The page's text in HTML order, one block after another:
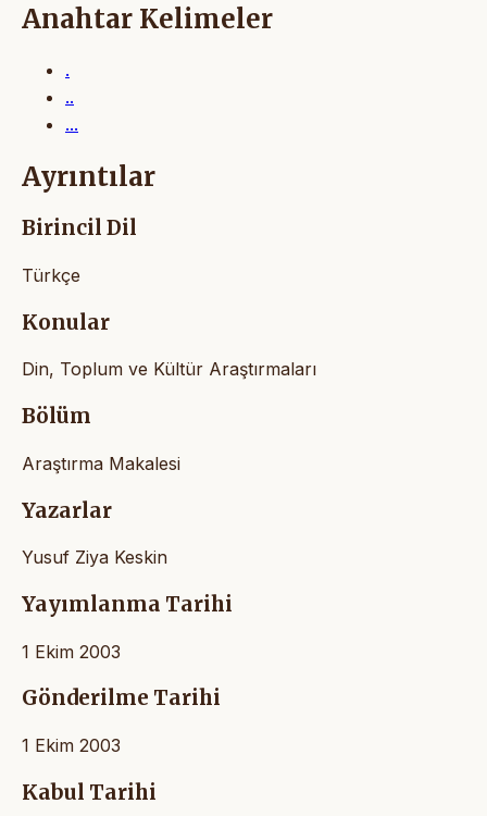
Anahtar Kelimeler
.
..
...
Ayrıntılar
Birincil Dil
Türkçe
Konular
Din, Toplum ve Kültür Araştırmaları
Bölüm
Araştırma Makalesi
Yazarlar
Yusuf Ziya Keskin
Yayımlanma Tarihi
1 Ekim 2003
Gönderilme Tarihi
1 Ekim 2003
Kabul Tarihi